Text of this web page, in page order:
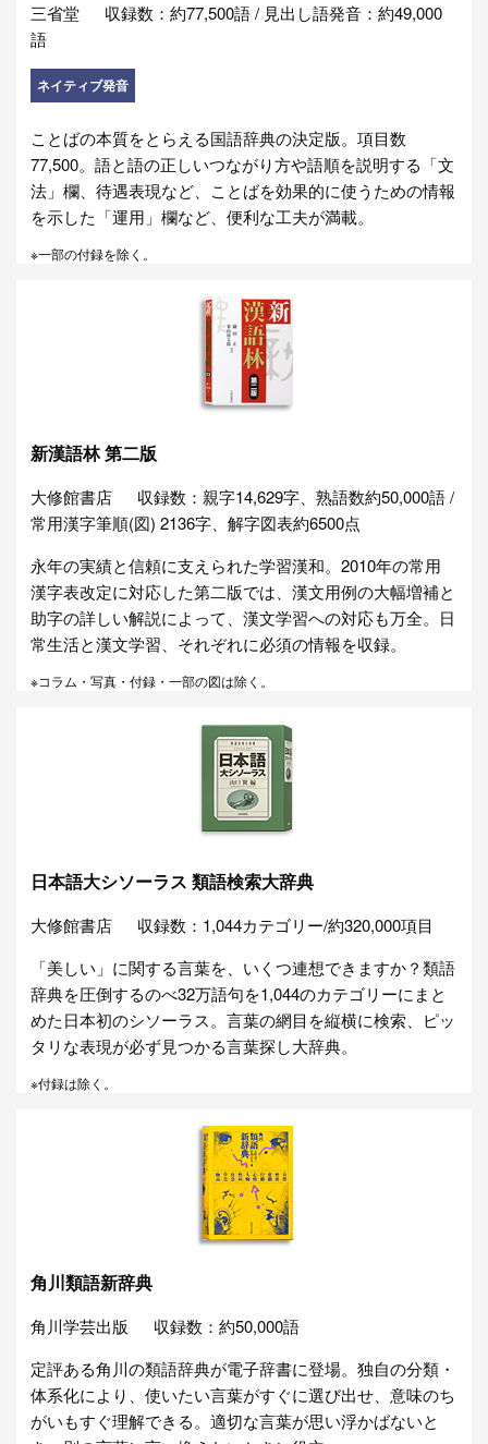
三省堂
収録数：約77,500語 / 見出し語発音：約49,000
語
ネイティブ発音
ことばの本質をとらえる国語辞典の決定版。項目数
77,500。語と語の正しいつながり方や語順を説明する「文
法」欄、待遇表現など、ことばを効果的に使うための情報
を示した「運用」欄など、便利な工夫が満載。
※一部の付録を除く。
新漢語林 第二版
大修館書店
収録数：親字14,629字、熟語数約50,000語 /
常用漢字筆順(図) 2136字、解字図表約6500点
永年の実績と信頼に支えられた学習漢和。2010年の常用
漢字表改定に対応した第二版では、漢文用例の大幅増補と
助字の詳しい解説によって、漢文学習への対応も万全。日
常生活と漢文学習、それぞれに必須の情報を収録。
※コラム・写真・付録・一部の図は除く。
日本語大シソーラス 類語検索大辞典
大修館書店
収録数：1,044カテゴリー/約320,000項目
「美しい」に関する言葉を、いくつ連想できますか？類語
辞典を圧倒するのべ32万語句を1,044のカテゴリーにまと
めた日本初のシソーラス。言葉の網目を縦横に検索、ピッ
タリな表現が必ず見つかる言葉探し大辞典。
※付録は除く。
角川類語新辞典
角川学芸出版
収録数：約50,000語
定評ある角川の類語辞典が電子辞書に登場。独自の分類・
体系化により、使いたい言葉がすぐに選び出せ、意味のち
がいもすぐ理解できる。適切な言葉が思い浮かばないと